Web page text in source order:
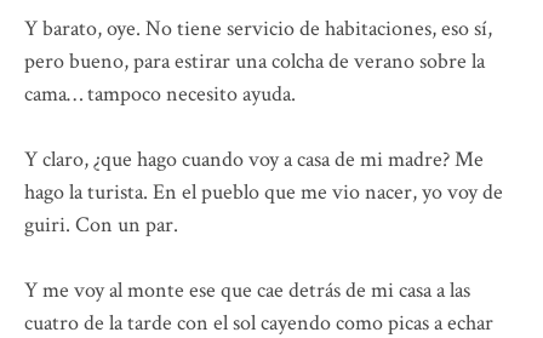
Y barato, oye. No tiene servicio de habitaciones, eso sí,
pero bueno, para estirar una colcha de verano sobre la
cama… tampoco necesito ayuda.
Y claro, ¿que hago cuando voy a casa de mi madre? Me
hago la turista. En el pueblo que me vio nacer, yo voy de
guiri. Con un par.
Y me voy al monte ese que cae detrás de mi casa a las
cuatro de la tarde con el sol cayendo como picas a echar